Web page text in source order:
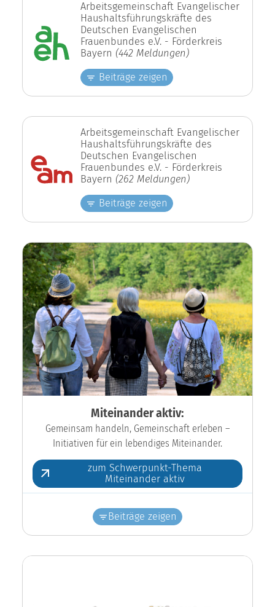
Arbeitsgemeinschaft Evangelischer
Haushaltsführungskräfte des
Deutschen Evangelischen
Frauenbundes e.V. - Förderkreis
Bayern (442 Meldungen)
Beiträge zeigen
Arbeitsgemeinschaft Evangelischer
Haushaltsführungskräfte des
Deutschen Evangelischen
Frauenbundes e.V. - Förderkreis
Bayern (262 Meldungen)
Beiträge zeigen
Miteinander aktiv:
Gemeinsam handeln, Gemeinschaft erleben –
Initiativen für ein lebendiges Miteinander.
zum Schwerpunkt-Thema
Miteinander aktiv
Beiträge zeigen